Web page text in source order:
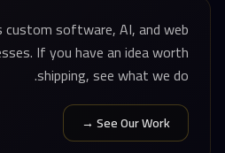
custom software, AI, and web
If you have an idea worth
shipping, see what we do.
See Our Work →